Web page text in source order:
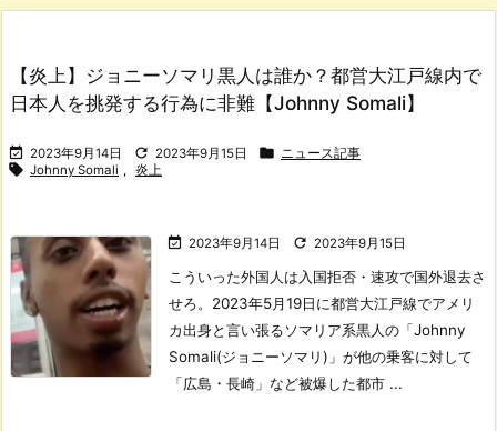
【炎上】ジョニーソマリ黒人は誰か？都営大江戸線内で
日本人を挑発する行為に非難【Johnny Somali】
 2023年9月14日  2023年9月15日  ニュース記事
 Johnny Somali , 炎上
 2023年9月14日  2023年9月15日
こういった外国人は入国拒否・速攻で国外退去さ
せろ。 2023年5月19日に都営大江戸線でアメリ
カ出身と言い張るソマリア系黒人の「Johnny
Somali(ジョニーソマリ)」が他の乗客に対して
「広島・長崎」など被爆した都市 ...